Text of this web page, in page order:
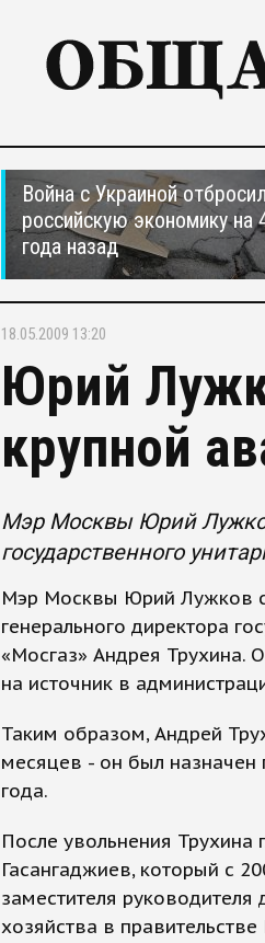
Война с Украиной
российскую экономику на
года назад
18.05.2009 13:20
Юрий
крупной
Мэр Москвы Юрий
государственного
Мэр Москвы Юрий Лужков
генерального директора
«Мосгаз» Андрея Трухина.
на источник в
Таким образом, Андрей
месяцев - он был назначен
года.
После увольнения Трухина
Гасангаджиев, который с
заместителя руководителя
хозяйства в